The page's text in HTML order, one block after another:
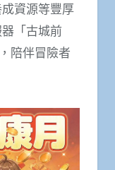
資源等豐厚
「古城前
陪伴冒險者